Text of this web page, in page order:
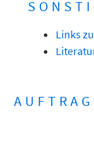
Links